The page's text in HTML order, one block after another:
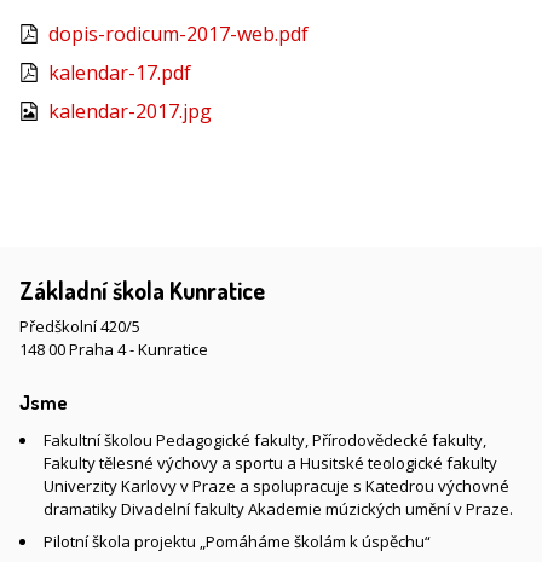
dopis-rodicum-2017-web.pdf
kalendar-17.pdf
kalendar-2017.jpg
Základní škola Kunratice
Předškolní 420/5
148 00 Praha 4 - Kunratice
Jsme
Fakultní školou Pedagogické fakulty, Přírodovědecké fakulty,
Fakulty tělesné výchovy a sportu a Husitské teologické fakulty
Univerzity Karlovy v Praze a spolupracuje s Katedrou výchovné
dramatiky Divadelní fakulty Akademie múzických umění v Praze.
Pilotní škola projektu „Pomáháme školám k úspěchu“